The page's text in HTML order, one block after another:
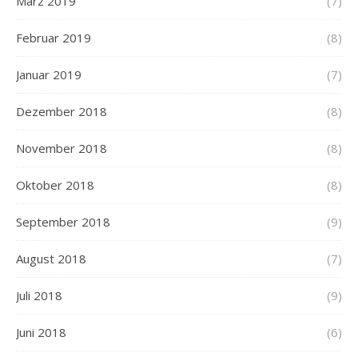
Februar 2019 (8)
Januar 2019 (7)
Dezember 2018 (8)
November 2018 (8)
Oktober 2018 (8)
September 2018 (9)
August 2018 (7)
Juli 2018 (9)
Juni 2018 (6)